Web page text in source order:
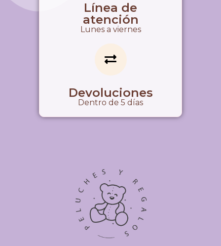
Línea de
atención
Lunes a viernes
Devoluciones
Dentro de 5 días